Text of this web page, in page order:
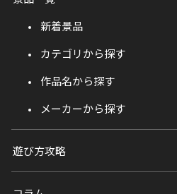
新着景品
カテゴリから探す
作品名から探す
メーカーから探す
遊び方攻略